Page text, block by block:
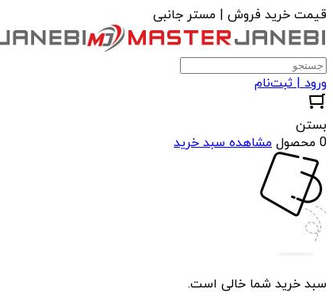
قیمت خرید فروش | مستر جانبی
ورود | ثبت‌نام
بستن
0 محصول
مشاهده سبد خرید
سبد خرید شما خالی است.